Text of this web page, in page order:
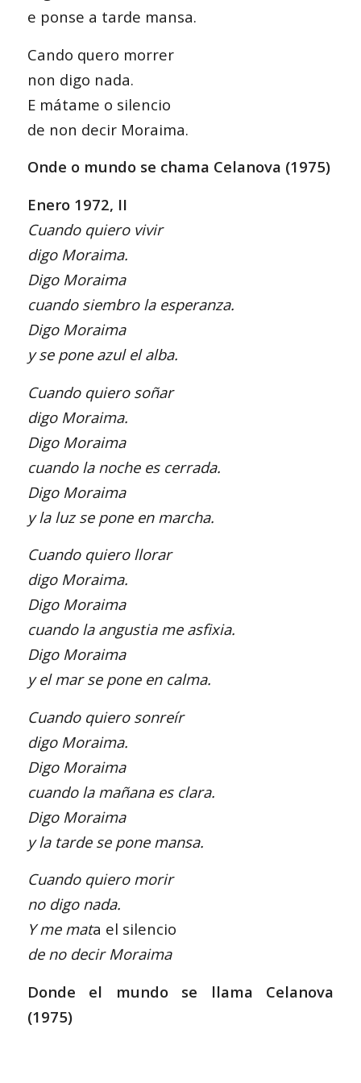
e ponse a tarde mansa.
Cando quero morrer
non digo nada.
E mátame o silencio
de non decir Moraima.
Onde o mundo se chama Celanova (1975)
Enero 1972, II
Cuando quiero vivir
digo Moraima.
Digo Moraima
cuando siembro la esperanza.
Digo Moraima
y se pone azul el alba.
Cuando quiero soñar
digo Moraima.
Digo Moraima
cuando la noche es cerrada.
Digo Moraima
y la luz se pone en marcha.
Cuando quiero llorar
digo Moraima.
Digo Moraima
cuando la angustia me asfixia.
Digo Moraima
y el mar se pone en calma.
Cuando quiero sonreír
digo Moraima.
Digo Moraima
cuando la mañana es clara.
Digo Moraima
y la tarde se pone mansa.
Cuando quiero morir
no digo nada.
Y me mata el silencio
de no decir Moraima
Donde el mundo se llama Celanova
(1975)